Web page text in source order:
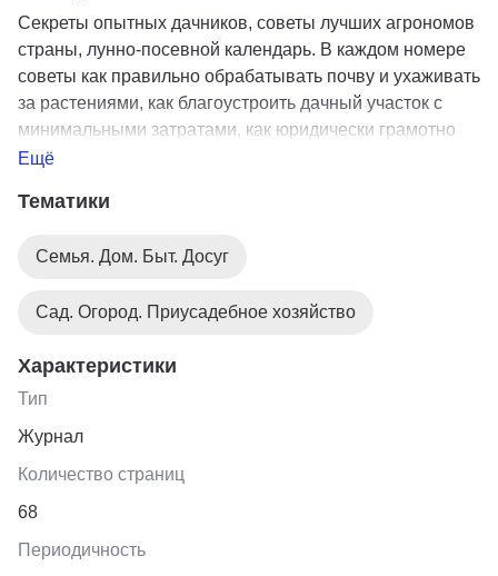
Секреты опытных дачников, советы лучших агрономов
страны, лунно-посевной календарь. В каждом номере
советы как правильно обрабатывать почву и ухаживать
за растениями, как благоустроить дачный участок с
минимальными затратами, как юридически грамотно
решить земельные споры и вопросы
Ещё
Тематики
Семья. Дом. Быт. Досуг
Сад. Огород. Приусадебное хозяйство
Характеристики
Тип
Журнал
Количество страниц
68
Периодичность